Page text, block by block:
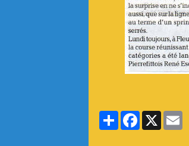
PartagerFacebook
X